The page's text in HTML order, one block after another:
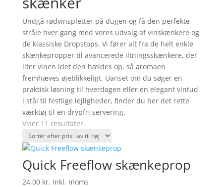
Undgå rødvinspletter på dugen og få den perfekte
stråle hver gang med vores udvalg af vinskænkere og
de klassiske Dropstops. Vi fører alt fra de helt enkle
skænkepropper til avancerede iltningsskænkere, der
ilter vinen idet den hældes op, så aromaen
fremhæves øjeblikkeligt. Uanset om du søger en
praktisk løsning til hverdagen eller en elegant vintud
i stål til festlige lejligheder, finder du her det rette
værktøj til en drypfri servering.
Viser 11 resultaterSorteret
efter
pris:
til
høj
Quick Freeflow skænkeprop
24,00 kr. Inkl. moms